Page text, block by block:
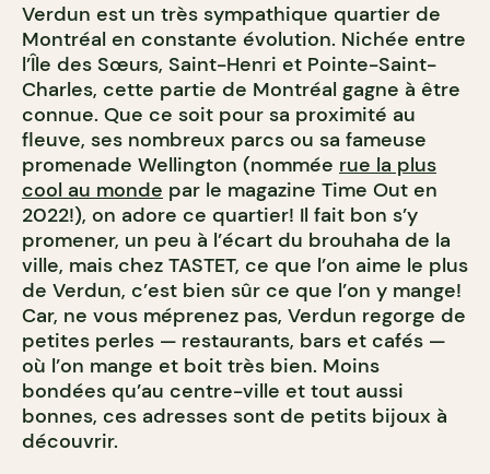
Verdun est un très sympathique quartier de
Montréal en constante évolution. Nichée entre
l’Île des Sœurs, Saint-Henri et Pointe-Saint-
Charles, cette partie de Montréal gagne à être
connue. Que ce soit pour sa proximité au
fleuve, ses nombreux parcs ou sa fameuse
promenade Wellington (nommée rue la plus
cool au monde par le magazine Time Out en
2022!), on adore ce quartier! Il fait bon s’y
promener, un peu à l’écart du brouhaha de la
ville, mais chez TASTET, ce que l’on aime le plus
de Verdun, c’est bien sûr ce que l’on y mange!
Car, ne vous méprenez pas, Verdun regorge de
petites perles — restaurants, bars et cafés —
où l’on mange et boit très bien. Moins
bondées qu’au centre-ville et tout aussi
bonnes, ces adresses sont de petits bijoux à
découvrir.